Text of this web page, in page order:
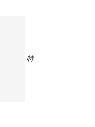
特